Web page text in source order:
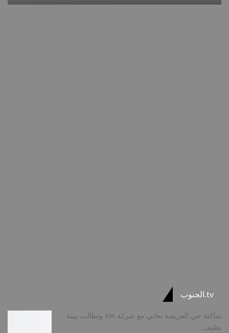
tv.الجنوب
ساكنة حي العريصة تعاني مع شركة sos وتطالب ببيئة
نظيف…